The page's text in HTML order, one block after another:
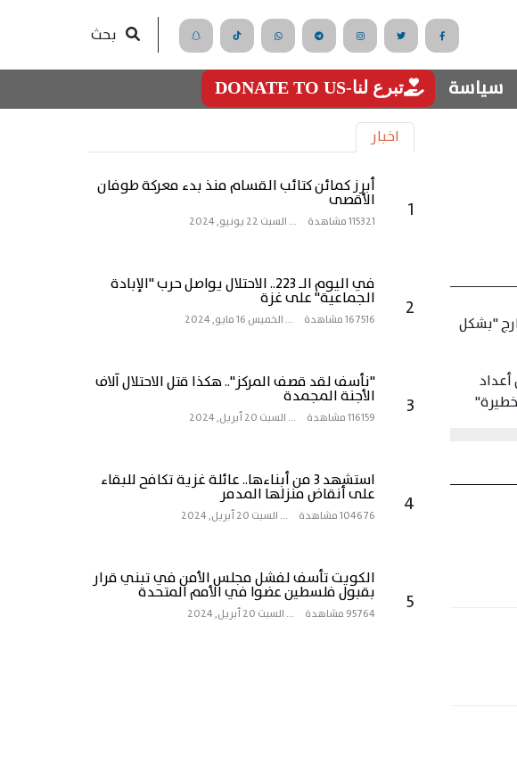
بحث
سياسة تبرع لنا-DONATE TO US
للعلاج في الخارج "بشكل
أن أعداد
اخبار
1
أبرز كمائن كتائب القسام منذ بدء معركة طوفان
الأقصى
115321 مشاهدة ... السبت 22 يونيو, 2024
2
في اليوم الـ 223.. الاحتلال يواصل حرب "الإبادة
الجماعية" على غزة
167516 مشاهدة ... الخميس 16 مايو, 2024
3
"نأسف لقد قصف المركز".. هكذا قتل الاحتلال آلاف
الأجنة المجمدة
116159 مشاهدة ... السبت 20 أبريل, 2024
4
استشهد 3 من أبناءها.. عائلة غزية تكافح للبقاء
على أنقاض منزلها المدمر
104676 مشاهدة ... السبت 20 أبريل, 2024
5
الكويت تأسف لفشل مجلس الأمن في تبني قرار
بقبول فلسطين عضوا في الأمم المتحدة
95764 مشاهدة ... السبت 20 أبريل, 2024